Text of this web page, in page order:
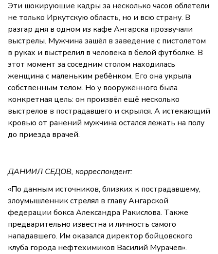
Эти шокирующие кадры за несколько часов облетели
не только Иркутскую область, но и всю страну. В
разгар дня в одном из кафе Ангарска прозвучали
выстрелы. Мужчина зашёл в заведение с пистолетом
в руках и выстрелил в человека в белой футболке. В
этот момент за соседним столом находилась
женщина с маленьким ребёнком. Его она укрыла
собственным телом. Но у вооружённого была
конкретная цель: он произвёл ещё несколько
выстрелов в пострадавшего и скрылся. А истекающий
кровью от ранений мужчина остался лежать на полу
до приезда врачей.
ДАНИИЛ СЕДОВ, корреспондент:
«По данным источников, близких к пострадавшему,
злоумышленник стрелял в главу Ангарской
федерации бокса Александра Ракислова. Также
предварительно известна и личность самого
нападавшего. Им оказался директор бойцовского
клуба города нефтехимиков Василий Мурачёв».